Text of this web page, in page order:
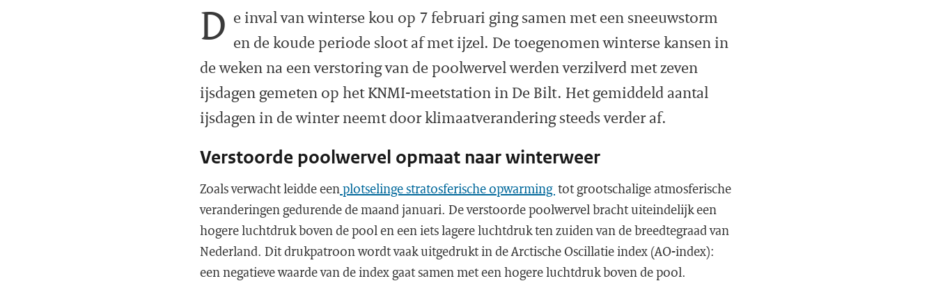
D e inval van winterse kou op 7 februari ging samen met een sneeuwstorm
en de koude periode sloot af met ijzel. De toegenomen winterse kansen in
de weken na een verstoring van de poolwervel werden verzilverd met zeven
ijsdagen gemeten op het KNMI-meetstation in De Bilt. Het gemiddeld aantal
ijsdagen in de winter neemt door klimaatverandering steeds verder af.
Verstoorde poolwervel opmaat naar winterweer
Zoals verwacht leidde eenplotselinge stratosferische opwarming tot grootschalige atmosferische
veranderingen gedurende de maand januari. De verstoorde poolwervel bracht uiteindelijk een
hogere luchtdruk boven de pool en een iets lagere luchtdruk ten zuiden van de breedtegraad van
Nederland. Dit drukpatroon wordt vaak uitgedrukt in de Arctische Oscillatie index (AO-index):
een negatieve waarde van de index gaat samen met een hogere luchtdruk boven de pool.